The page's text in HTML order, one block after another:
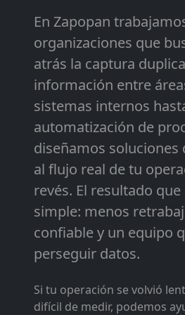
En Zapopan
organizaciones que
atrás la captura
información entre
sistemas internos
automatización de
diseñamos soluciones
al flujo real de tu
revés. El resultado
simple: menos
confiable y un equipo
perseguir datos.
Si tu operación se volvió
difícil de medir, podemos